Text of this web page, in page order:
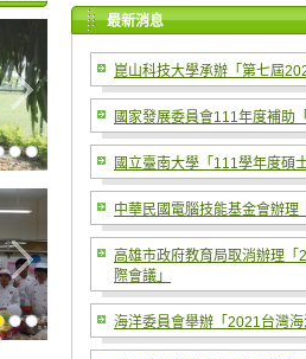
最新消息
崑山科技大學承辦「第七屆
國家發展委員會111年度補助
國立臺南大學「111學年度碩
中華民國電腦技能基金會辦
高雄市政府教育局取消辦理
際會議」
海洋委員會舉辦「2021台灣